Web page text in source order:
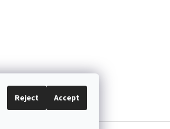
Reject Accept